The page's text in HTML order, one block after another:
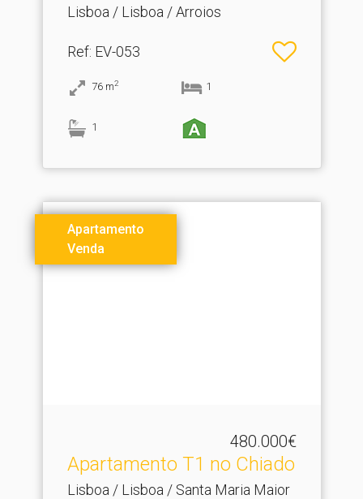
Lisboa / Lisboa / Arroios
Ref: EV-053
76 m2 1
1
Apartamento
Venda
480.000€
Apartamento T1 no Chiado
Lisboa / Lisboa / Santa Maria Maior